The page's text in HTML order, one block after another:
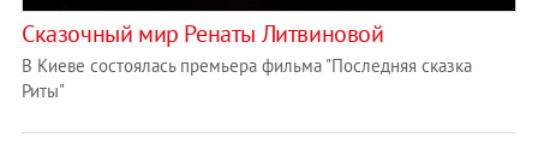
Сказочный мир Ренаты Литвиновой
В Киеве состоялась премьера фильма "Последняя сказка
Риты"